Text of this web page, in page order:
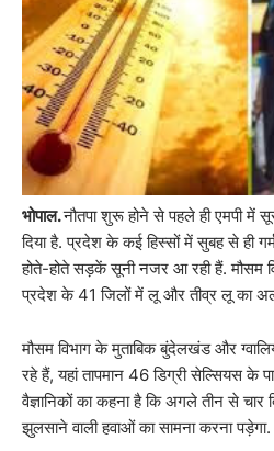
भोपाल.नौतपा शुरू होने से पहले ही एमपी
दिया है. प्रदेश के कई हिस्सों में सुबह से ही
होते-होते सड़कें सूनी नजर आ रही हैं. मौसम
प्रदेश के 41 जिलों में लू और तीव्र लू का
मौसम विभाग के मुताबिक बुंदेलखंड और
रहे हैं, यहां तापमान 46 डिग्री सेल्सियस के
वैज्ञानिकों का कहना है कि अगले तीन से चार
झुलसाने वाली हवाओं का सामना करना पड़ेगा.